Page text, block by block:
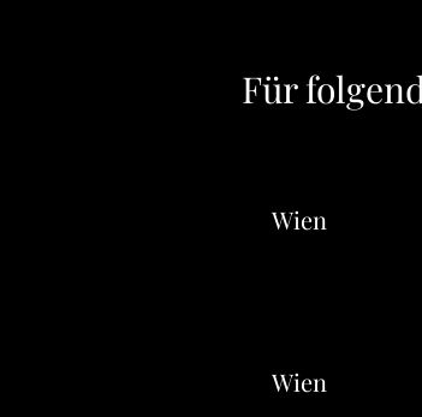
Für
Wien
Wien